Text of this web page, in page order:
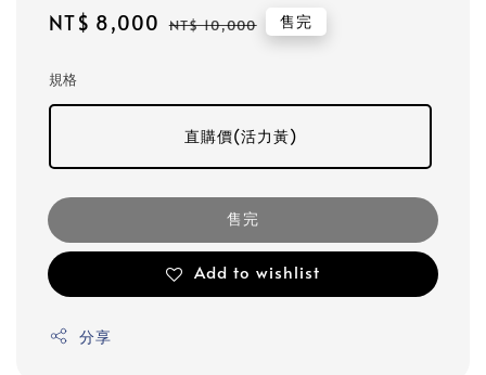
Sale
NT$ 8,000 Regular
NT$ 10,000 售完
規格
直購價(活力黃)
售完
Add to wishlist
分享